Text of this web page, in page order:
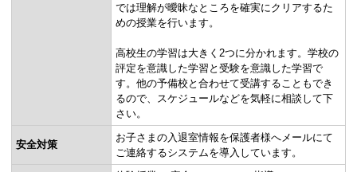
では理解が曖昧なところを確実にクリアするた
めの授業を行います。
高校生の学習は大きく2つに分かれます。学校の
評定を意識した学習と受験を意識した学習で
す。他の予備校と合わせて受講することもでき
るので、スケジュールなどを気軽に相談して下
さい。
安全対策
お子さまの入退室情報を保護者様へメールにて
ご連絡するシステムを導入しています。